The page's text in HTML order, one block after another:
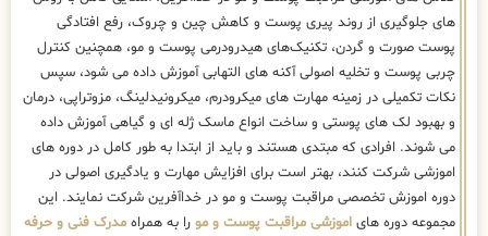
های جلوگیری از روند پیری پوست و کاهش چین و چروک، رفع افتادگی
پوست صورت و گردن، تکنیک‌های هیدرودرمی پوست و مو، همچنین کنترل
چربی پوست و تخلیه اصولی آکنه های التهابی آموزش داده می شود، سپس
نکات تکمیلی در زمینه مهارت های میکرودرم، میکرونیدلینگ، مزوتراپی، درمان
و بهبود لک های پوستی و ساخت انواع ماسک ژله ای و گیاهی آموزش داده
می شوند. افرادی که مبتدی هستند و باید از ابتدا به طور کامل در دوره های
اموزشی شرکت کنند، بهتر است برای افزایش مهارت و یادگیری اصولی در
دوره اموزش تخصصی مراقبت پوست و مو در خداآفرین شرکت نمایند. این
مجموعه دوره های اموزشی مراقبت پوست و مو را به همراه مدرک فنی و حرفه